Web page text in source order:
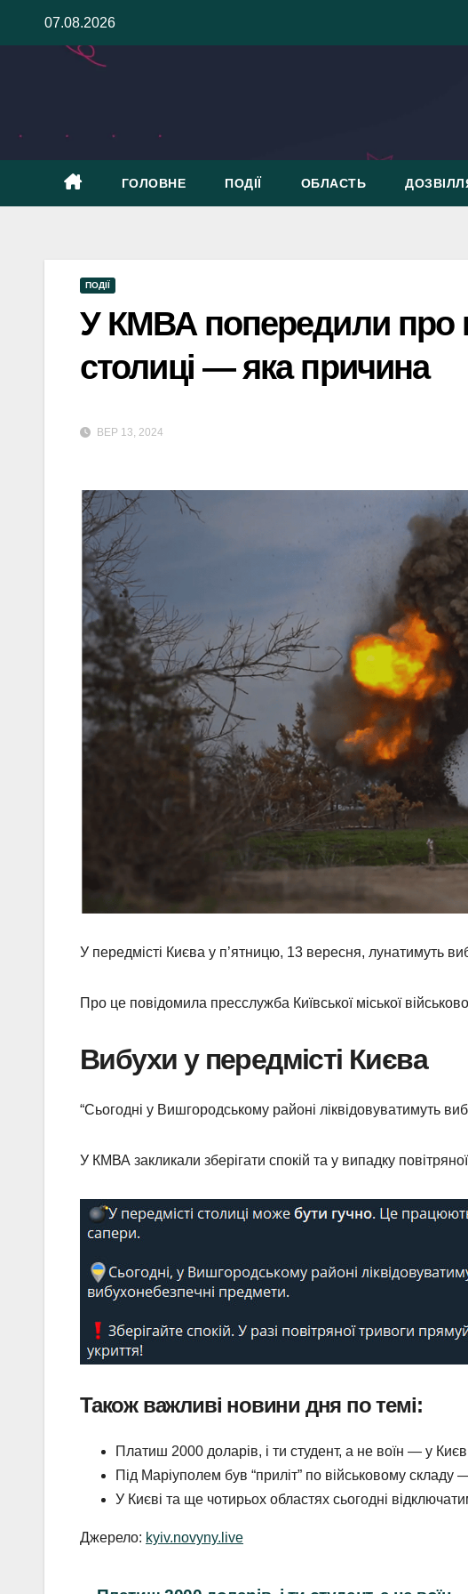
07.08.2026
ГОЛОВНЕ ПОДІЇ ОБЛАСТЬ
ПОДІЇ
У КМВА попередили про
столиці — яка причина
ВЕР 13, 2024
У передмісті Києва у п’ятницю, 13 вересня, лунатимуть
Про це повідомила пресслужба Київської міської
Вибухи у передмісті Києва
“Сьогодні у Вишгородському районі ліквідовуватимуть
У КМВА закликали зберігати спокій та у випадку
Також важливі новини дня по темі:
Платиш 2000 доларів, і ти студент, а не воїн — у
Під Маріуполем був “приліт” по військовому складу
У Києві та ще чотирьох областях сьогодні
Джерело: kyiv.novyny.live